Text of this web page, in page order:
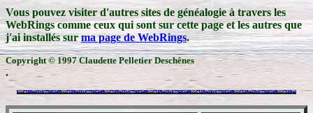
Vous pouvez visiter d'autres sites de généalogie à travers les
WebRings comme ceux qui sont sur cette page et les autres que
j'ai installés surma page de WebRings.
Copyright © 1997 Claudette Pelletier Deschênes
.